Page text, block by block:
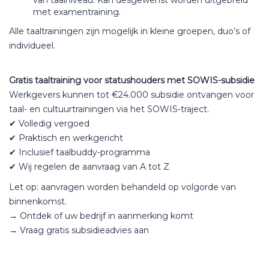
met examentraining.
Alle taaltrainingen zijn mogelijk in kleine groepen, duo’s of
individueel.
Gratis taaltraining voor statushouders met SOWIS-subsidie
Werkgevers kunnen tot €24.000 subsidie ontvangen voor
taal- en cultuurtrainingen via het SOWIS-traject.
✔ Volledig vergoed
✔ Praktisch en werkgericht
✔ Inclusief taalbuddy-programma
✔ Wij regelen de aanvraag van A tot Z
Let op: aanvragen worden behandeld op volgorde van
binnenkomst.
→ Ontdek of uw bedrijf in aanmerking komt
→ Vraag gratis subsidieadvies aan